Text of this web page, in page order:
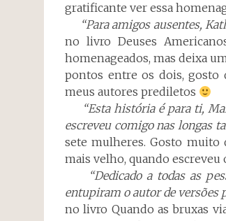
gratificante ver essa
“Para amigos ausentes,
no livro Deuses
homenageados, mas deixa
pontos entre os dois, gosto
meus autores prediletos
“Esta história é para ti,
escreveu comigo nas longas
sete mulheres. Gosto muito
mais velho, quando escreveu
“Dedicado a todas as
entupiram o autor de versões
no livro Quando as bruxas